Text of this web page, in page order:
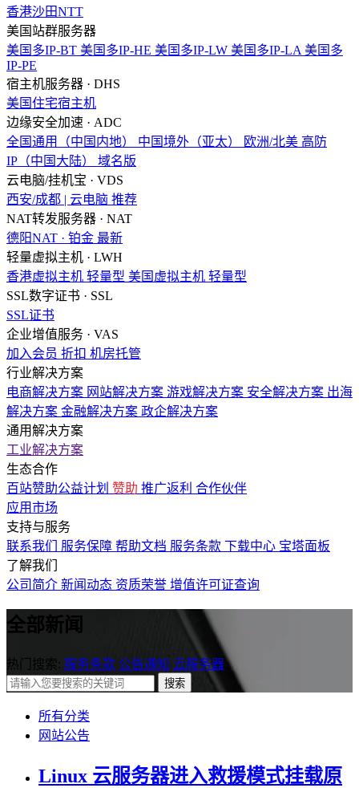
香港沙田NTT
美国站群服务器
美国多IP-BT 美国多IP-HE 美国多IP-LW 美国多IP-LA 美国多
IP-PE
宿主机服务器 · DHS
美国住宅宿主机
边缘安全加速 · ADC
全国通用（中国内地）
中国境外（亚太） 欧洲/北美 高防
IP（中国大陆）
域名版
云电脑/挂机宝 · VDS
西安/成都 | 云电脑 推荐
NAT转发服务器 · NAT
德阳NAT · 铂金 最新
轻量虚拟主机 · LWH
香港虚拟主机 轻量型 美国虚拟主机 轻量型
SSL数字证书 · SSL
SSL证书
企业增值服务 · VAS
加入会员 折扣 机房托管
行业解决方案
电商解决方案 网站解决方案 游戏解决方案 安全解决方案 出海
解决方案 金融解决方案 政企解决方案
通用解决方案
工业解决方案
生态合作
百站赞助公益计划 赞助 推广返利 合作伙伴
应用市场
支持与服务
联系我们
服务保障 帮助文档 服务条款 下载中心 宝塔面板
了解我们
公司简介 新闻动态 资质荣誉 增值许可证查询
全部新闻
热门搜索: 服务条款 公告通知 云服务器
搜索
所有分类
网站公告
Linux 云服务器进入救援模式挂载原